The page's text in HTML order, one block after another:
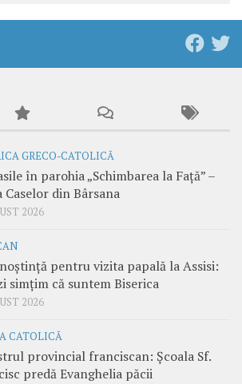
GRECO-CATOLICĂ
în parohia „Schimbarea la Față” –
Caselor din Bârsana
2026
pentru vizita papală la Assisi:
simțim că suntem Biserica
2026
CATOLICĂ
provincial franciscan: Școala Sf.
predă Evanghelia păcii